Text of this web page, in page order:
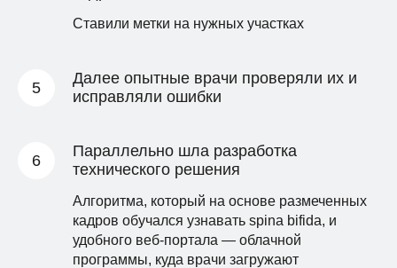
Ставили метки на нужных участках
Далее опытные врачи проверяли их и
исправляли ошибки
Параллельно шла разработка
технического решения
Алгоритма, который на основе размеченных
кадров обучался узнавать spina bifida, и
удобного веб-портала — облачной
программы, куда врачи загружают
3
видит зону интереса (в виде
цветной тепловой карты),
оценку качества самого
изображения и вероятность
наличия признаков патологии